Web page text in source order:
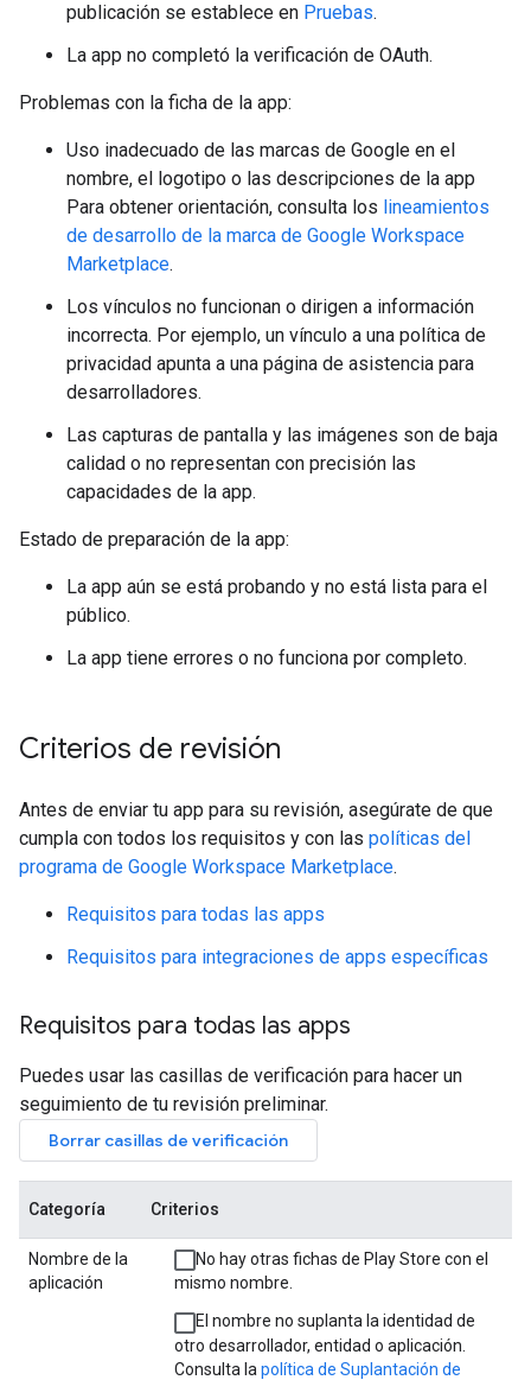
publicación se establece en Pruebas.
La app no completó la verificación de OAuth.
Problemas con la ficha de la app:
Uso inadecuado de las marcas de Google en el
nombre, el logotipo o las descripciones de la app
Para obtener orientación, consulta los lineamientos
de desarrollo de la marca de Google Workspace
Marketplace.
Los vínculos no funcionan o dirigen a información
incorrecta. Por ejemplo, un vínculo a una política de
privacidad apunta a una página de asistencia para
desarrolladores.
Las capturas de pantalla y las imágenes son de baja
calidad o no representan con precisión las
capacidades de la app.
Estado de preparación de la app:
La app aún se está probando y no está lista para el
público.
La app tiene errores o no funciona por completo.
Criterios de revisión
Antes de enviar tu app para su revisión, asegúrate de que
cumpla con todos los requisitos y con las políticas del
programa de Google Workspace Marketplace.
Requisitos para todas las apps
Requisitos para integraciones de apps específicas
Requisitos para todas las apps
Puedes usar las casillas de verificación para hacer un
seguimiento de tu revisión preliminar.
Borrar casillas de verificación
Categoría Criterios
Nombre de la
aplicación
No hay otras fichas de Play Store con el
mismo nombre.
El nombre no suplanta la identidad de
otro desarrollador, entidad o aplicación.
Consulta la política de Suplantación de